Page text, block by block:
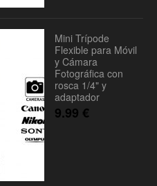
Mini Trípode
Flexible para Móvil
y Cámara
Fotográfica con
rosca 1/4" y
adaptador
9.99 €